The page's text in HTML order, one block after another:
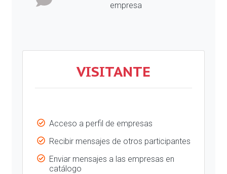
empresa
VISITANTE
Acceso a perfil de empresas
Recibir mensajes de otros participantes
Enviar mensajes a las empresas en
catálogo